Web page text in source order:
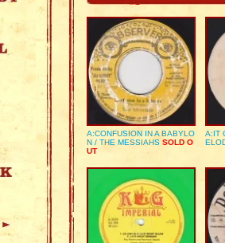
A:CONFUSION IN A BABYLO
N / THE MESSIAHS SOLD O
UT
A:IT